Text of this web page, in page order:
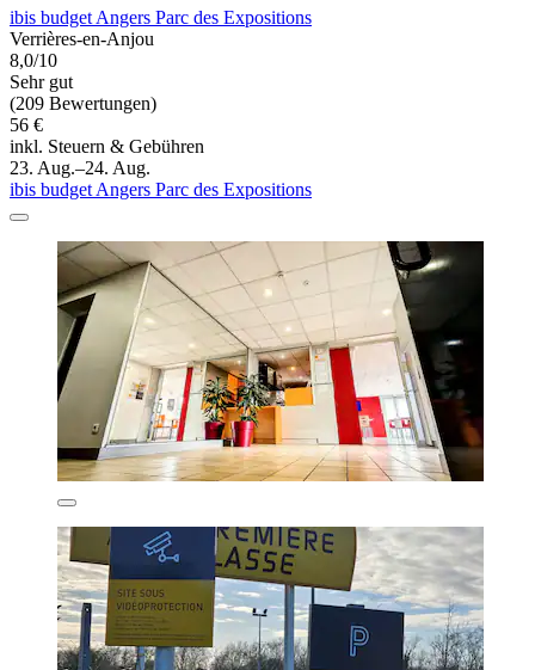
ibis budget Angers Parc des Expositions
Verrières-en-Anjou
8,0/10
Sehr gut
(209 Bewertungen)
56 €
inkl. Steuern & Gebühren
23. Aug.–24. Aug.
ibis budget Angers Parc des Expositions